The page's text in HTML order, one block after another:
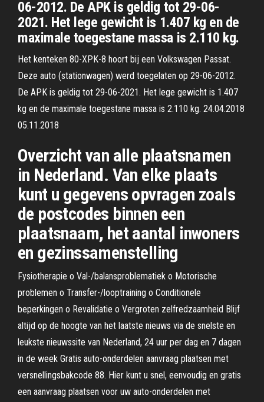
06-2012. De APK is geldig tot 29-06-
2021. Het lege gewicht is 1.407 kg en de
maximale toegestane massa is 2.110 kg.
Het kenteken 80-XPK-8 hoort bij een Volkswagen Passat.
Deze auto (stationwagen) werd toegelaten op 29-06-2012.
De APK is geldig tot 29-06-2021. Het lege gewicht is 1.407
kg en de maximale toegestane massa is 2.110 kg. 24.04.2018
05.11.2018
Overzicht van alle plaatsnamen
in Nederland. Van elke plaats
kunt u gegevens opvragen zoals
de postcodes binnen een
plaatsnaam, het aantal inwoners
en gezinssamenstelling
Fysiotherapie o Val-/balansproblematiek o Motorische
problemen o Transfer-/looptraining o Conditionele
beperkingen o Revalidatie o Vergroten zelfredzaamheid Blijf
altijd op de hoogte van het laatste nieuws via de snelste en
leukste nieuwssite van Nederland, 24 uur per dag en 7 dagen
in de week Gratis auto-onderdelen aanvraag plaatsen met
versnellingsbakcode 88. Hier kunt u snel, eenvoudig en gratis
een aanvraag plaatsen voor uw auto-onderdelen met